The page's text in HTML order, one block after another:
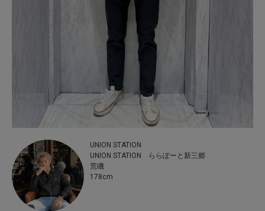
UNION STATION
UNION STATION ららぽーと新三郷
荒磯
178cm